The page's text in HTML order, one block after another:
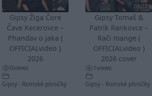
Gipsy Žiga Čore
Čave Kecerovce –
Phandav o jaka (
OFFICIALvideo )
2026
0views
Gipsy - Romské písničky
03:07
Gipsy Tomaš &
Patrik Rankovce –
Rači mange (
OFFICIALvideo )
2026 cover
1views
Gipsy - Romské písničky